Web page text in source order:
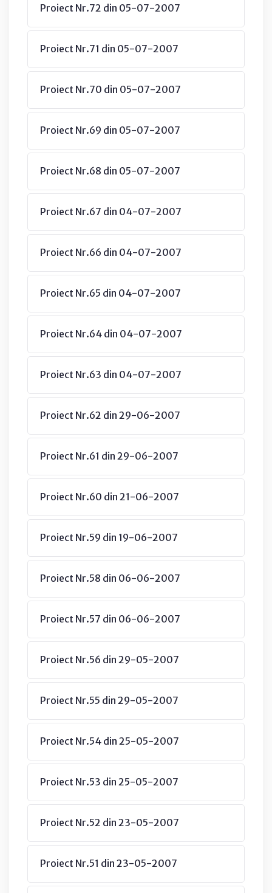
Proiect Nr.72 din 05-07-2007
Proiect Nr.71 din 05-07-2007
Proiect Nr.70 din 05-07-2007
Proiect Nr.69 din 05-07-2007
Proiect Nr.68 din 05-07-2007
Proiect Nr.67 din 04-07-2007
Proiect Nr.66 din 04-07-2007
Proiect Nr.65 din 04-07-2007
Proiect Nr.64 din 04-07-2007
Proiect Nr.63 din 04-07-2007
Proiect Nr.62 din 29-06-2007
Proiect Nr.61 din 29-06-2007
Proiect Nr.60 din 21-06-2007
Proiect Nr.59 din 19-06-2007
Proiect Nr.58 din 06-06-2007
Proiect Nr.57 din 06-06-2007
Proiect Nr.56 din 29-05-2007
Proiect Nr.55 din 29-05-2007
Proiect Nr.54 din 25-05-2007
Proiect Nr.53 din 25-05-2007
Proiect Nr.52 din 23-05-2007
Proiect Nr.51 din 23-05-2007